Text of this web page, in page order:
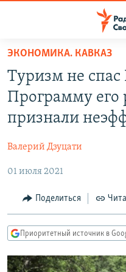
упрощенного
доступа
Вернуться
основному
Вернутся
навигации
Вернутся
поиску
ПОДКАСТЫ
АВТОРСКИЕ ПРОЕКТЫ
МНЕНИЯ
КУЛЬТУРА
IDEL.РЕАЛИИ
СЕВЕР.РЕАЛИИ
СИБИРЬ.РЕАЛИИ
ЭКОНОМИКА. КАВКАЗ
Туризм не спас
Программу его
признали
Валерий Дзуцати
01 июля 2021
Поделиться
Приоритетный источник в